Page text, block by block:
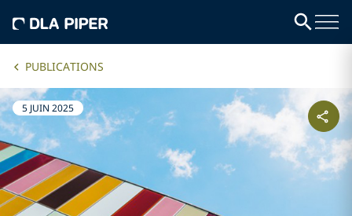
PUBLICATIONS
5 JUIN 2025